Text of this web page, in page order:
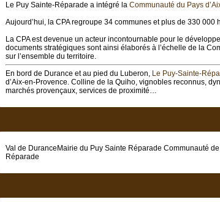
Le Puy Sainte-Réparade a intégré la Communauté du Pays
Aujourd’hui, la CPA regroupe 34 communes et plus de 330 000
La CPA est devenue un acteur incontournable pour le
documents stratégiques sont ainsi élaborés à l’échelle de la
sur l’ensemble du territoire.
En bord de Durance et au pied du Luberon, Le Puy-Sainte-
d’Aix-en-Provence. Colline de la Quiho, vignobles reconnus,
marchés provençaux, services de proximité…
Val de DuranceMairie du Puy Sainte Réparade Communauté
Réparade